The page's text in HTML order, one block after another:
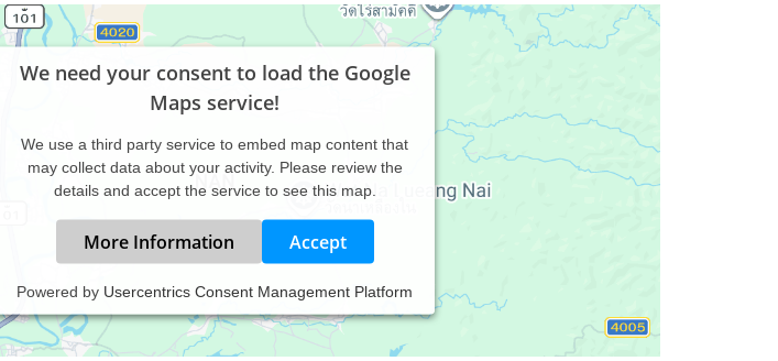
We need your consent to load the Google
Maps service!
We use a third party service to embed map content that
may collect data about your activity. Please review the
details and accept the service to see this map.
More Information Accept
Powered by Usercentrics Consent Management Platform
Medizin, Heilkunde